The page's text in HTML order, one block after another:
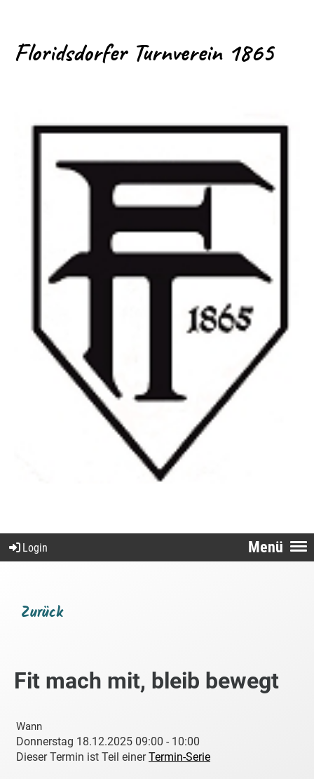
Floridsdorfer Turnverein 1865
Menü
Login
Zurück
Fit mach mit, bleib bewegt
Wann
Donnerstag 18.12.2025 09:00 - 10:00
Dieser Termin ist Teil einerTermin-Serie